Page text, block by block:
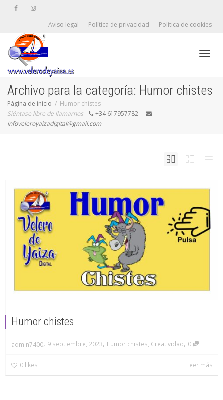
Aviso legal Política de privacidad Politica de cookies
Archivo para la categoría: Humor chistes
Página de inicio
Humor chistes
Siéntase libre de llamarnos
+34 617957782
infoveleroyaizadigital@gmail.com
Humor chistes
admin7400, 9 septiembre, 2023, Humor chistes Creatividad, 0
0 likes Leer más